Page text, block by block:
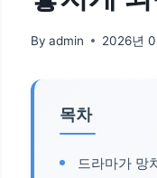
By admin 2026년
목차
드라마가 망